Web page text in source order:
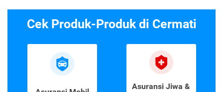
Cek Produk-Produk di Cermati
Asuransi Jiwa &